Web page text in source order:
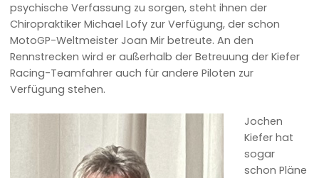
psychische Verfassung zu sorgen, steht ihnen der
Chiropraktiker Michael Lofy zur Verfügung, der schon
MotoGP-Weltmeister Joan Mir betreute. An den
Rennstrecken wird er außerhalb der Betreuung der Kiefer
Racing-Teamfahrer auch für andere Piloten zur
Verfügung stehen.
Jochen
Kiefer hat
sogar
schon Pläne